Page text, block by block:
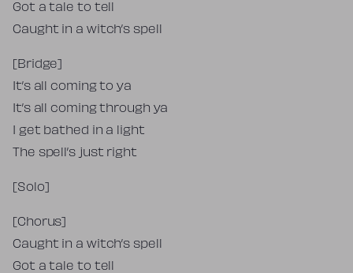
Got a tale to tell
Caught in a witch’s spell
[Bridge]
It’s all coming to ya
It’s all coming through ya
I get bathed in a light
The spell’s just right
[Solo]
[Chorus]
Caught in a witch’s spell
Got a tale to tell